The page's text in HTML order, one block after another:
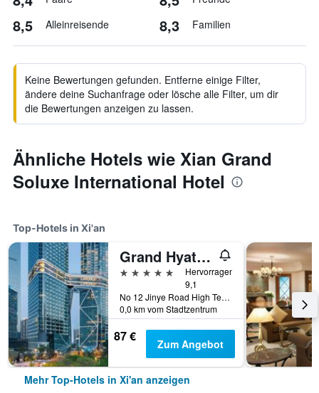
8,5 Alleinreisende 8,3 Familien
Keine Bewertungen gefunden. Entferne einige Filter,
ändere deine Suchanfrage oder lösche alle Filter, um dir
die Bewertungen anzeigen zu lassen.
Ähnliche Hotels wie Xian Grand
Soluxe International Hotel
Top-Hotels in Xi'an
Grand Hyatt Xi'an
5 Sterne
Hervorragend
9,1
No 12 Jinye Road High Tech Zone, Xi'an, China
0,0 km vom Stadtzentrum
87 € Zum Angebot
Mehr Top-Hotels in Xi'an anzeigen